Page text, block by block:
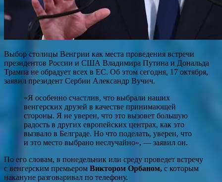
Выбор столицы Венгрии как места проведения встречи
президентов России и США Владимира Путина и Дональда
Трампа не обрадует всех в ЕС. Об этом сегодня, 17 октября,
заявил президент Сербии Александр Вучич.
«Я особенно счастлив, что выбрали наших
венгерских друзей в качестве принимающей
стороны. Я не уверен, что это вызовет большую
радость в других европейских центрах, как это
вызвало в Белграде. Но что поделать, уверен, что
и это место выбрано неслучайно», — заявил он.
По его словам, в понедельник или среду проведет встречу
с венгерским премьером Виктором Орбаном, с которым
накануне разговаривал по телефону.